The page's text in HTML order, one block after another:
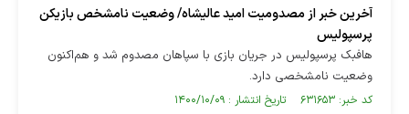
آخرین خبر از مصدومیت امید عالیشاه/ وضعیت نامشخص بازیکن
پرسپولیس
هافبک پرسپولیس در جریان بازی با سپاهان مصدوم شد و هم‌اکنون
وضعیت نامشخصی دارد.
کد خبر: ۶۳۱۶۵۳ تاریخ انتشار : ۱۴۰۰/۱۰/۰۹